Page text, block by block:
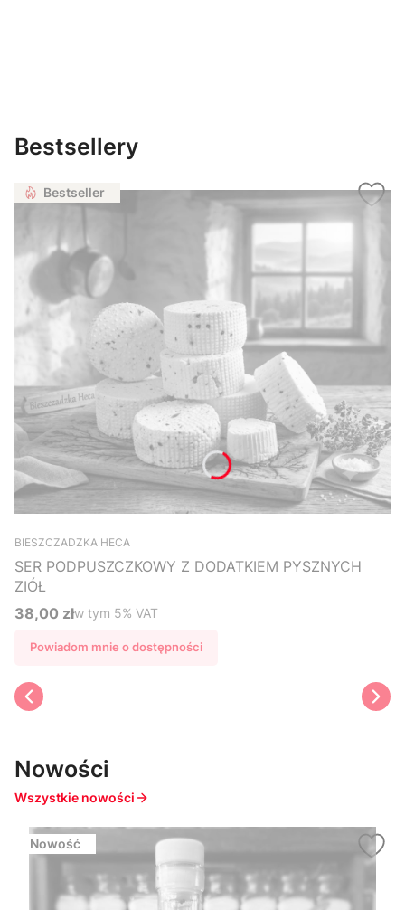
Bestsellery
Bestseller
BIESZCZADZKA HECA
SER PODPUSZCZKOWY Z DODATKIEM PYSZNYCH
ZIÓŁ
Cena brutto
38,00 złw tym %s VAT
w tym 5% VAT
Powiadom mnie o dostępności
Nowości
Wszystkie nowości
Nowość